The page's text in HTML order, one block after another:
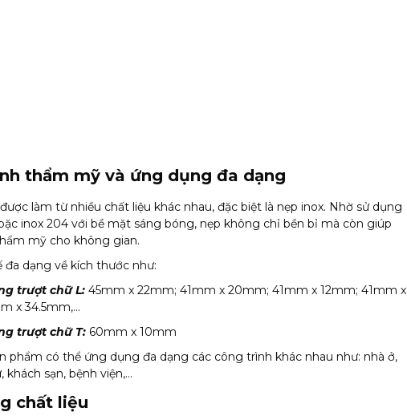
thẩm mỹ và ứng dụng đa dạng
làm từ nhiều chất liệu khác nhau, đặc biệt là nẹp inox. Nhờ sử dụng
inox 204 với bề mặt sáng bóng, nẹp không chỉ bền bỉ mà còn giúp
mỹ cho không gian.
đa dạng về kích thước như:
trượt chữ L: 45mm x 22mm; 41mm x 20mm; 41mm x 12mm; 41mm x
x 34.5mm,…
trượt chữ T: 60mm x 10mm
phẩm có thể ứng dụng đa dạng các công trình khác nhau như: nhà ở,
khách sạn, bệnh viện,…
chất liệu